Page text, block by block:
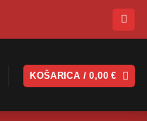
KOŠARICA /0,00€